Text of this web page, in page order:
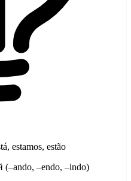
estamos, estão
(–ando, –endo, –indo)